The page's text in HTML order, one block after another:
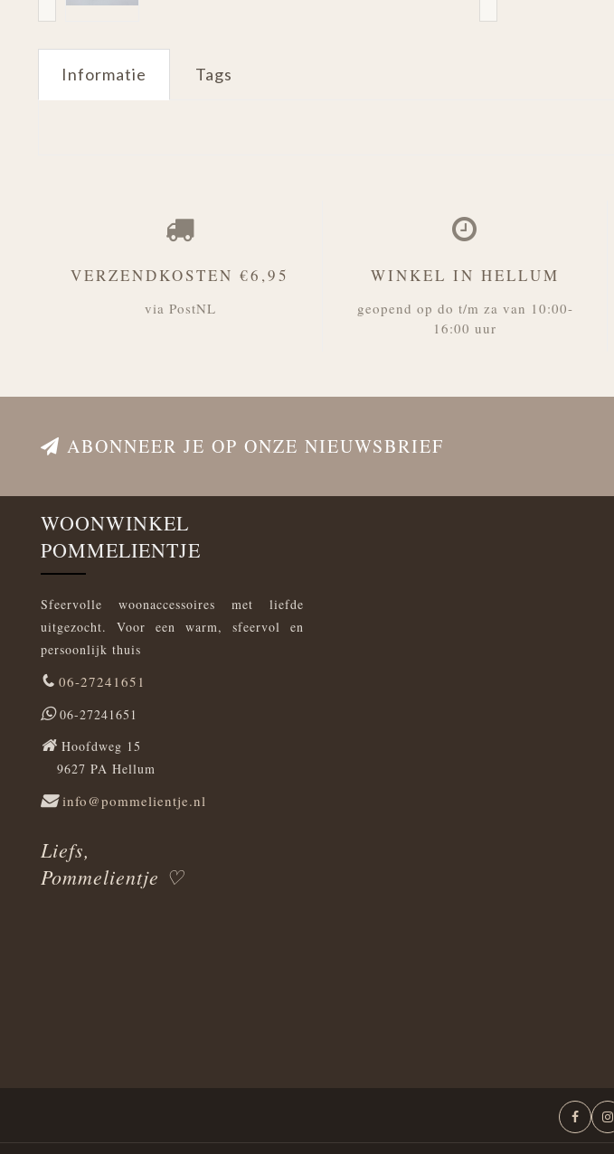
Informatie Tags
VERZENDKOSTEN €6,95
via PostNL
WINKEL IN HELLUM
geopend op do t/m za van 10:00-
16:00 uur
ABONNEER JE OP ONZE NIEUWSBRIEF
WOONWINKEL
POMMELIENTJE
Sfeervolle woonaccessoires met liefde
uitgezocht. Voor een warm, sfeervol en
persoonlijk thuis
06-27241651
06-27241651
Hoofdweg 15
9627 PA Hellum
info@pommelientje.nl
Liefs,
Pommelientje ♡